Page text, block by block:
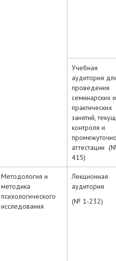
Учебная
аудитория
проведения
семинарских и
практических
занятий,
контроля и
аттестации
415)
Методология и
методика
психологического
исследования
Лекционная
аудитория
(№ 1-232)